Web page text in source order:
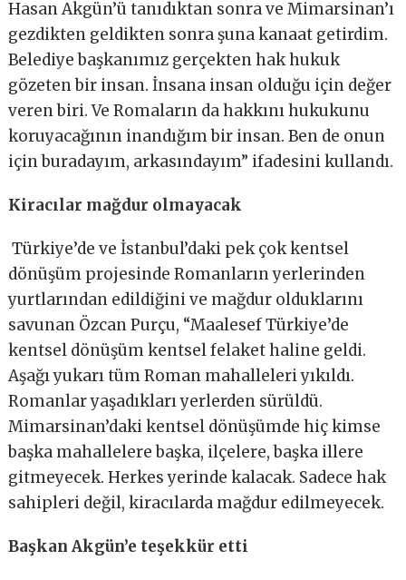
Hasan Akgün’ü tanıdıktan sonra ve Mimarsinan’ı
gezdikten geldikten sonra şuna kanaat getirdim.
Belediye başkanımız gerçekten hak hukuk
gözeten bir insan. İnsana insan olduğu için değer
veren biri. Ve Romaların da hakkını hukukunu
koruyacağının inandığım bir insan. Ben de onun
için buradayım, arkasındayım” ifadesini kullandı.
Kiracılar mağdur olmayacak
Türkiye’de ve İstanbul’daki pek çok kentsel
dönüşüm projesinde Romanların yerlerinden
yurtlarından edildiğini ve mağdur olduklarını
savunan Özcan Purçu, “Maalesef Türkiye’de
kentsel dönüşüm kentsel felaket haline geldi.
Aşağı yukarı tüm Roman mahalleleri yıkıldı.
Romanlar yaşadıkları yerlerden sürüldü.
Mimarsinan’daki kentsel dönüşümde hiç kimse
başka mahallelere başka, ilçelere, başka illere
gitmeyecek. Herkes yerinde kalacak. Sadece hak
sahipleri değil, kiracılarda mağdur edilmeyecek.
Başkan Akgün’e teşekkür etti